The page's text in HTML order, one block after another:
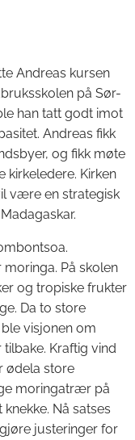
Andreas kursen
på Sør-
han tatt godt imot
Andreas fikk
og fikk møte
kirkeledere. Kirken
være en strategisk
På skolen
og tropiske frukter
Da to store
visjonen om
Kraftig vind
ødela store
moringatrær på
Nå satses
justeringer for